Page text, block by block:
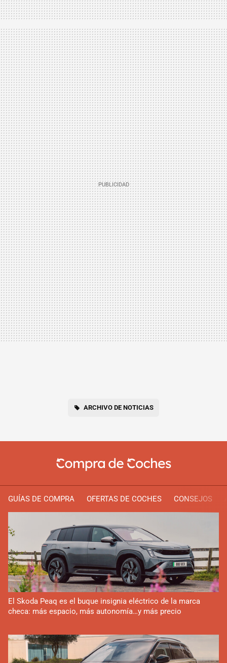
ARCHIVO DE NOTICIAS
GUÍAS DE COMPRA OFERTAS DE COCHES CONSEJOS
El Skoda Peaq es el buque insignia eléctrico de la marca
checa: más espacio, más autonomía…y más precio